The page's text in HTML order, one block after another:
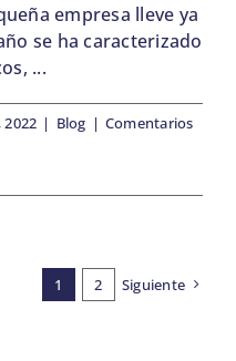
empresa lleve ya
se ha caracterizado
...
| Blog | Comentarios
1 2 Siguiente